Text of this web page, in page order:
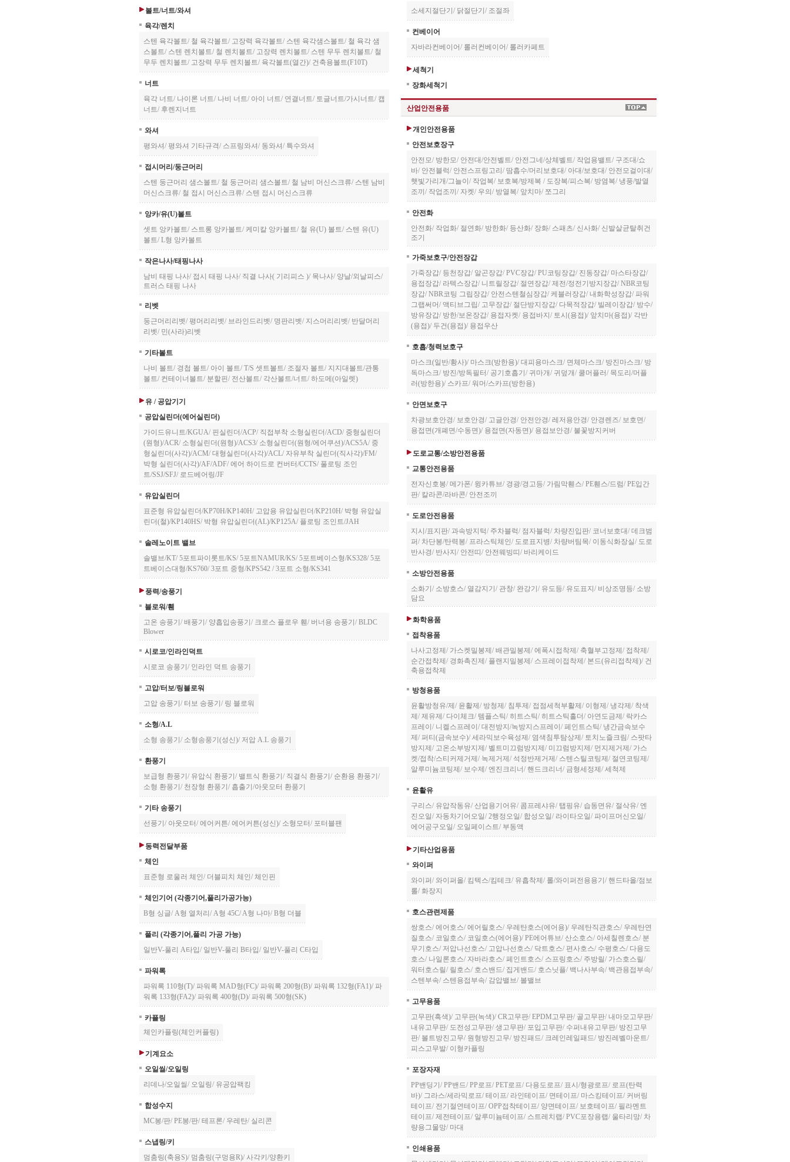
볼트/너트/와셔
육각/렌치
스텐 육각볼트/ 철 육각볼트/ 고장력 육각볼트/ 스텐 육각샘스볼트/ 철 육각 샘
스볼트/ 스텐 렌치볼트/ 철 렌치볼트/ 고장력 렌치볼트/ 스텐 무두 렌치볼트/ 철
무두 렌치볼트/ 고장력 무두 렌치볼트/ 육각볼트(열간)/ 건축용볼트(F10T)
너트
육각 너트/ 나이론 너트/ 나비 너트/ 아이 너트/ 연결너트/ 토글너트/가시너트/ 캡
너트/ 후렌지너트
와셔
평와셔 / 평와셔 기타규격/ 스프링와셔 / 동와셔 / 특수와셔
접시머리/둥근머리
스텐 둥근머리 샘스볼트/ 철 둥근머리 샘스볼트/ 철 남비 머신스크류/ 스텐 남비
머신스크류/ 철 접시 머신스크류/ 스텐 접시 머신스크류
앙카/유(U)볼트
셋트 앙카볼트/ 스트롱 앙카볼트/ 케미칼 앙카볼트/ 철 유(U) 볼트/ 스텐 유(U)
볼트/ L형 앙카볼트
작은나사/태핑나사
남비 태핑 나사/ 접시 태핑 나사/ 직결 나사( 기리피스 )/ 목나사/ 양날/외날피스/
트러스 태핑 나사
리벳
둥근머리리벳/ 평머리리벳/ 브라인드리벳/ 명판리벳/ 지스머리리벳/ 반달머리
리벳/ 민(사라)리벳
기타볼트
나비 볼트/ 경첩 볼트/ 아이 볼트/ T/S 셋트볼트/ 조절자 볼트/ 지지대볼트/관통
볼트/ 컨테이너볼트/ 분할핀/ 전산볼트/ 각산볼트/너트/ 하도메(아일렛)
유 / 공압기기
공압실린더(에어실린더)
가이드유니트/KGUA/ 핀실린더/ACP/ 직접부착 소형실린더/ACD/ 중형실린더
(원형)/ACR/ 소형실린더(원형)/ACS3/ 소형실린더(원형/에어쿠션)/ACS5A/ 중
형실린더(사각)/ACM/ 대형실린더(사각)/ACL/ 자유부착 실린더(직사각)/FM/
박형 실린더(사각)/AF/ADF/ 에어 하이드로 컨버터/CCTS/ 풀로팅 조인
트/SSJ/SFJ/ 로드베어링/JF
유압실린더
표준형 유압실린더/KP70H/KP140H/ 고압용 유압실린더/KP210H/ 박형 유압실
린더(철)/KP140HS/ 박형 유압실린더(AL)/KP125A/ 플로팅 조인트/JAH
솔레노이트 밸브
솔밸브/KT/ 5포트파이롯트/KS/ 5포트NAMUR/KS/ 5포트베이스형/KS328/ 5포
트베이스대형/KS760/ 3포트 중형/KPS542 / 3포트 소형/KS341
풍력/송풍기
블로워/휀
고온 송풍기 / 배풍기 / 양흡입송풍기 / 크로스 플로우 휀 / 버너용 송풍기 / BLDC
Blower
시로코/인라인덕트
시로코 송풍기 / 인라인 덕트 송풍기
고압/터보/링블로워
고압 송풍기 / 터보 송풍기 / 링 블로워
소형/A.L
소형 송풍기 / 소형송풍기(성신)/ 저압 A.L 송풍기
환풍기
보급형 환풍기 / 유압식 환풍기 / 밸트식 환풍기 / 직결식 환풍기 / 순환용 환풍기 /
소형 환풍기 / 천장형 환풍기 / 흡출기/아웃모터 환풍기
기타 송풍기
선풍기 / 아웃모터/ 에어커튼/ 에어커튼(성신)/ 소형모터/ 포터블팬
동력전달부품
체인
표준형 로울러 체인/ 더블피치 체인/ 체인핀
체인기어 (각종기어,풀리가공가능)
B형 싱글/ A형 열처리 / A형 45C/A형 나마/ B형 더블
풀리 (각종기어,풀리 가공 가능)
일반V-풀리 A타입/ 일반V-풀리 B타입/ 일반V-풀리 C타입
파워록
파워록 110형(T)/ 파워록 MAD형(FC)/ 파워록 200형(B)/ 파워록 132형(FA1)/ 파
워록 133형(FA2)/ 파워록 400형(D)/ 파워록 500형(SK)
카플링
체인카플링(체인커플링)
기계요소
오일씰/오일링
리데나/오일씰 / 오일링/ 유공압팩킹
합성수지
MC봉/판/ PE봉/판/ 테프론/ 우레탄/ 실리콘
스냅링/키
멈춤링(축용S)/ 멈춤링(구멍용R)/ 사각키/양환키
소세지절단기 / 닭절단기 / 조절좌
컨베이어
자바라컨베이어/ 롤러컨베이어/ 롤러카페트
세척기
장화세척기
산업안전용품
개인안전용품
안전보호장구
안전모/ 방한모/ 안전대/안전벨트/ 안전그네/상체벨트/ 작업용밸트/ 구조대/쇼
바/ 안전블럭/ 안전스프링고리 / 땀흡수/머리보호대 / 아대/보호대 / 안전모걸이대 /
햇빛가리개/그늘이 / 작업복/ 보호복/방제복 / 도장복/피스복/ 방염복/ 냉풍/발열
조끼 / 작업조끼 / 자켓/ 우의 / 방열복/ 앞치마/ 쪼그리
안전화
안전화/ 작업화/ 절연화/ 방한화/ 등산화/ 장화/ 스패츠/ 신사화/ 신발살균탈취건
조기
가죽보호구/안전장갑
가죽장갑/ 등천장갑/ 알곤장갑/ PVC장갑/ PU코팅장갑/ 진동장갑/ 마스타장갑/
용접장갑/ 라텍스장갑/ 니트릴장갑/ 절연장갑/ 제전/정전기방지장갑/ NBR코팅
장갑/ NBR코팅 그립장갑/ 안전스텐철심장갑/ 케블러장갑/ 내화학성장갑/ 파워
그랩써머/ 액티브그립/ 고무장갑/ 절단방지장갑/ 다목적장갑/ 빌레이장갑/ 방수/
방유장갑/ 방한/보온장갑/ 용접자켓/ 용접바지 / 토시(용접)/ 앞치마(용접)/ 각반
(용접)/ 두건(용접)/ 용접우산
호흡/청력보호구
마스크(일반/황사)/ 마스크(방한용)/ 대피용마스크/ 면체마스크/ 방진마스크/ 방
독마스크/ 방진/방독필터/ 공기호흡기 / 귀마개 / 귀덮개 / 쿨머플러/ 목도리/머플
러(방한용)/ 스카프/ 워머/스카프(방한용)
안면보호구
차광보호안경/ 보호안경/ 고글안경/ 안전안경/ 레저용안경/ 안경렌즈/ 보호면/
용접면(개폐면/수동면)/ 용접면(자동면)/ 용접보안경/ 불꽃방지커버
도로교통/소방안전용품
교통안전용품
전자신호봉/ 메가폰/ 윙카튜브/ 경광/경고등/ 가림막휀스/ PE휀스/드럼/ PE입간
판/ 칼라콘/라바콘/ 안전조끼
도로안전용품
지시/표지판/ 과속방지턱/ 주차블럭/ 점자블럭/ 차량진입판/ 코너보호대 / 데크범
퍼/ 차단봉/탄력봉/ 프라스틱체인/ 도로표지병/ 차량버팀목/ 이동식화장실 / 도로
반사경/ 반사지 / 안전띠 / 안전웨빙띠 / 바리케이드
소방안전용품
소화기 / 소방호스/ 열감지기 / 관창/ 완강기 / 유도등/ 유도표지 / 비상조명등/ 소방
담요
화학용품
접착용품
나사고정제 / 가스켓밀봉제 / 배관밀봉제 / 에폭시접착제 / 축혈부고정제 / 접착제 /
순간접착제 / 경화촉진제 / 플랜지밀봉제 / 스프레이접착제 / 본드(유리접착제)/ 건
축용접착제
방청용품
윤활방청유/제 / 윤활제 / 방청제 / 침투제 / 접점세척부활제 / 이형제 / 냉각제 / 착색
제 / 제유제 / 다이체크/ 템플스틱/ 히트스틱/ 히트스틱홀더 / 아연도금제 / 락카스
프레이 / 니켈스프레이 / 대전방지/녹방지스프레이 / 페인트스틱/ 냉간금속보수
제 / 퍼티(금속보수)/ 세라믹보수육성제 / 염색침투탐상제 / 토치노즐크림/ 스팟타
방지제 / 고온소부방지제 / 벨트미끄럼방지제 / 미끄럼방지제 / 먼지제거제 / 가스
켓/접착/스티커제거제 / 녹제거제 / 석정반제거제 / 스텐스틸코팅제 / 절연코팅제 /
알루미늄코팅제 / 보수제 / 엔진크리너 / 핸드크리너 / 금형세정제 / 세척제
윤활유
구리스/ 유압작동유/ 산업용기어유/ 콤프레샤유/ 탭핑유/ 습동면유/ 절삭유/ 엔
진오일 / 자동차기어오일 / 2행정오일 / 합성오일 / 라이타오일 / 파이프머신오일 /
에어공구오일 / 오일페이스트/ 부동액
기타산업용품
와이퍼
와이퍼/ 와이퍼올/ 킴텍스/킴테크/ 유흡착제 / 롤/와이퍼전용용기 / 핸드타올/점보
롤/ 화장지
호스관련제품
쌍호스/ 에어호스/ 에어릴호스/ 우레탄호스(에어용)/ 우레탄직관호스/ 우레탄연
질호스/ 코일호스/ 코일호스(에어용)/ PE에어튜브/ 산소호스/ 아세칠렌호스/ 분
무기호스/ 저압나선호스/ 고압나선호스/ 닥트호스/ 편사호스/ 수평호스/ 다용도
호스/ 나일론호스/ 자바라호스/ 페인트호스/ 스프링호스/ 주방릴/ 가스호스릴/
워터호스릴/ 릴호스/ 호스밴드/ 집게밴드/ 호스닛플/ 백나사부속/ 백관용접부속/
스텐부속/ 스텐용접부속/ 감압밸브/ 볼밸브
고무용품
고무판(흑색)/ 고무판(녹색)/ CR고무판/ EPDM고무판/ 골고무판/ 내마모고무판/
내유고무판/ 도전성고무판/ 생고무판/ 포입고무판/ 수퍼내유고무판/ 방진고무
판/ 볼트방진고무/ 원형방진고무/ 방진패드/ 크레인레일패드/ 방진레벨마운트/
피스고무발/ 이형카플링
포장자재
PP밴딩기 / PP밴드/ PP로프/ PET로프/ 다용도로프/ 표시/형광로프/ 로프(탄력
바)/ 그라스/세라믹로프/ 테이프/ 라인테이프/ 면테이프/ 마스킹테이프/ 커버링
테이프/ 전기절연테이프/ OPP접착테이프/ 양면테이프/ 보호테이프/ 필라멘트
테이프/ 제전테이프/ 알루미늄테이프/ 스트레치랩/ PVC포장용랩/ 울타리망/ 차
량용그물망/ 마대
인쇄용품